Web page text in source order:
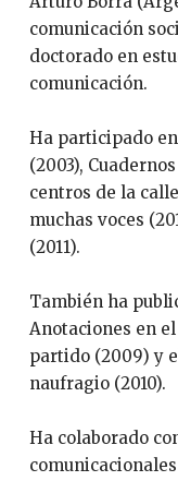
comunicación
doctorado en
comunicación.
Ha participado
(2003),
centros de la
muchas voces
(2011).
También ha
Anotaciones en
partido (2009) y
naufragio (2010).
Ha colaborado